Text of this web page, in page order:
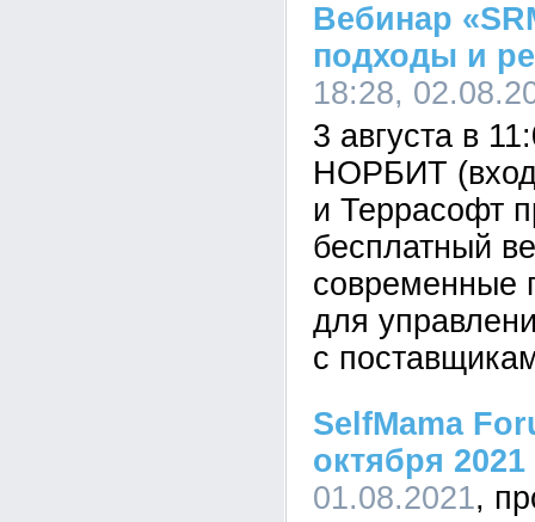
Вебинар
подходы и
18:28,
3 августа в
НОРБИТ
и Террасофт
бесплатный
современные
для
с
SelfMama
октября 2021
01.08.2021